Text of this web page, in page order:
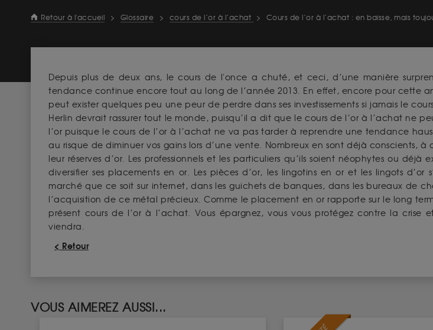
Retour à l'accueil > Glossaire > cours de l’or à l’achat > Cours de l’or à l’achat : en baisse, mais
Depuis plus de deux ans, le cours de l'once a chuté, et ceci, d’une manière
tendance continue encore tout au long de l’année 2013. En effet, encore pour cette
peut exister quelques peu une peur de perdre dans ses investissements si jamais le
Herlin devrait rassurer tout le monde, puisqu’il a dit que le cours de l’or à l’achat ne
l’or puisque le cours de l’or à l’achat ne va pas tarder à reprendre une tendance
au risque de diminuer vos gains lors d’une vente. Nombreux en sont déjà conscients,
leur réserves d’or. Les professionnels et les particuliers qu’ils soient néophytes ou
diversifier ses placements en or. Les pièces d’or, les lingotins en or et les lingots
marché que ce soit sur internet, dans les guichets de banques, dans les bureaux de
l’acquisition de ce métal précieux. Comme le placement en or rapporte sur le long
présent cours de l’or à l’achat. Vous épargnez, vous vous protégez contre la
viendra.
< Retour
VOUS AIMEREZ AUSSI...